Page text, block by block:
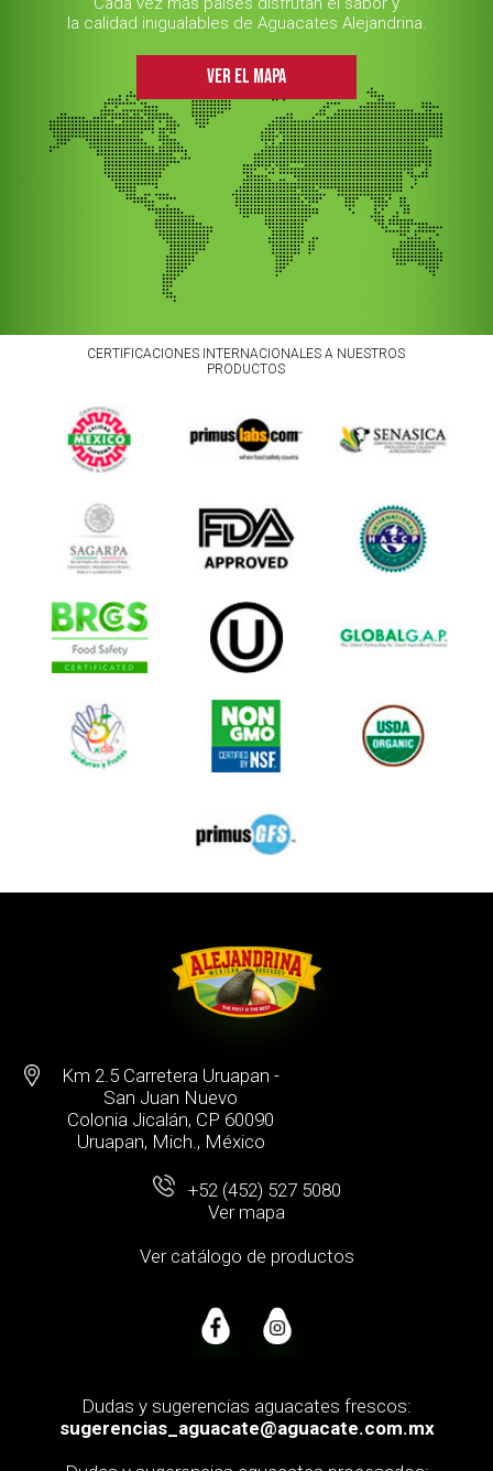
la calidad inigualables de Aguacates Alejandrina.
VER EL MAPA
CERTIFICACIONES INTERNACIONALES A NUESTROS
PRODUCTOS
Km 2.5 Carretera Uruapan -
San Juan Nuevo
Colonia Jicalán, CP 60090
Uruapan, Mich., México
+52 (452) 527 5080
Ver mapa
Ver catálogo de productos
Dudas y sugerencias aguacates frescos:
sugerencias_aguacate@aguacate.com.mx